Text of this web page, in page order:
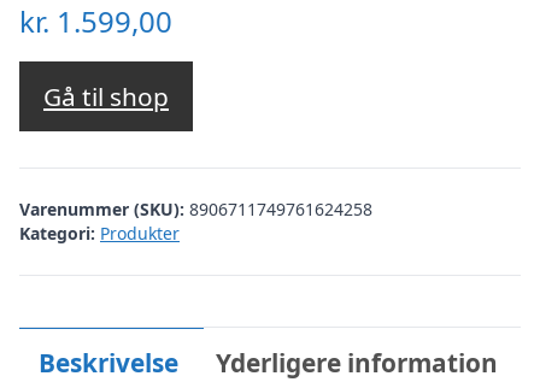
kr. 1.599,00
Gå til shop
Varenummer (SKU): 8906711749761624258
Kategori: Produkter
Beskrivelse Yderligere information